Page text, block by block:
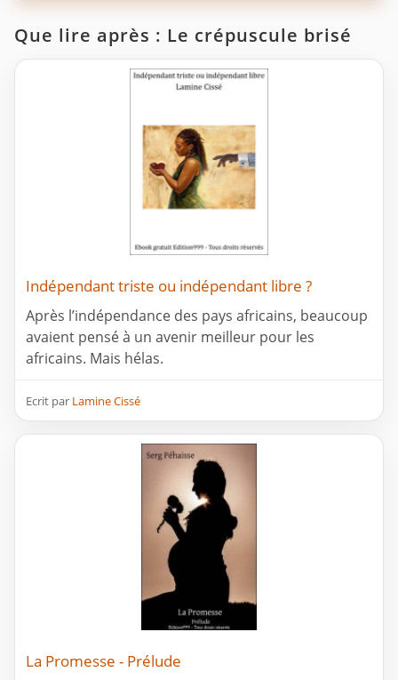
Que lire après : Le crépuscule brisé
Indépendant triste ou indépendant libre ?
Après l’indépendance des pays africains, beaucoup
avaient pensé à un avenir meilleur pour les
africains. Mais hélas.
Ecrit par Lamine Cissé
La Promesse - Prélude